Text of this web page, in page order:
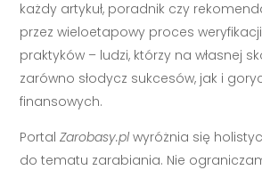
każdy artykuł, poradnik czy
przez wieloetapowy proces
praktyków – ludzi, którzy na własnej
zarówno słodycz sukcesów, jak i
finansowych.
PortalZarobasy.pl wyróżnia się
do tematu zarabiania. Nie